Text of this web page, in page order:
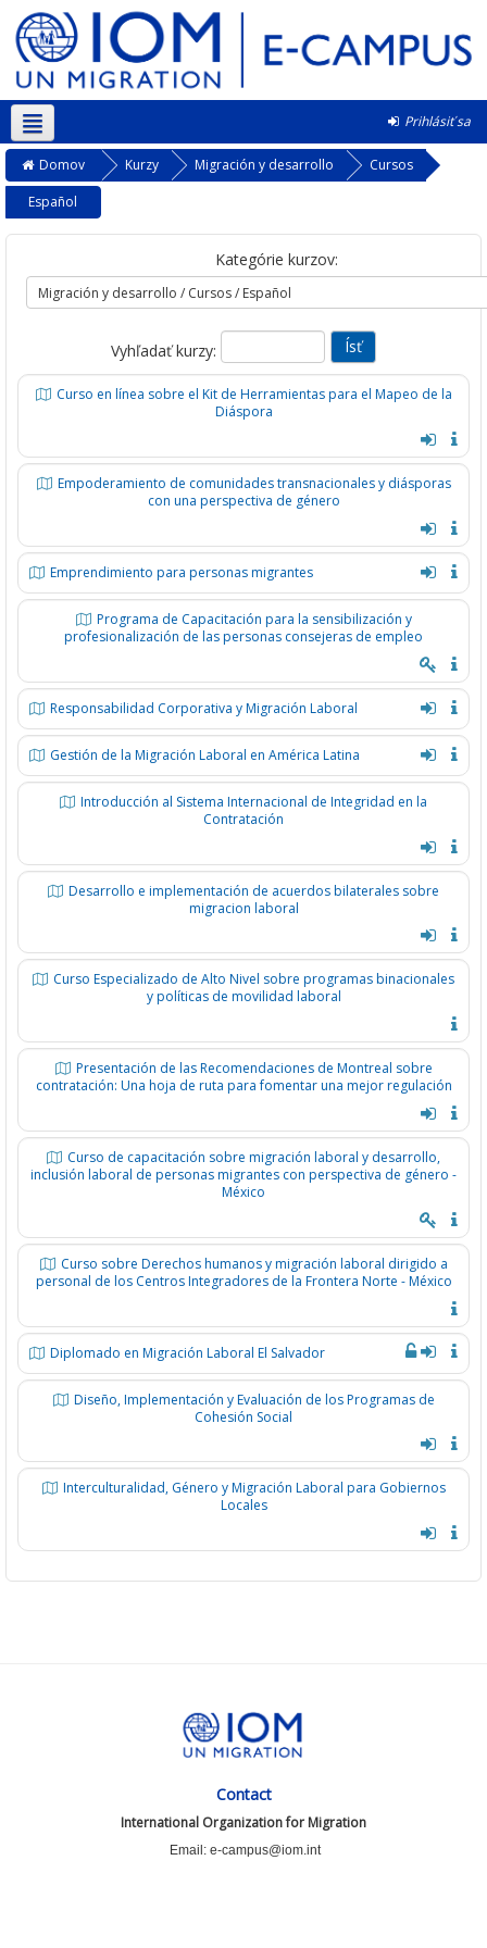
Prihlásiť sa
Slovenčina ‎(sk)‎
Domov Kurzy Migración y desarrollo
Cursos
Español
Kategórie kurzov:
Vyhľadať kurzy:
Curso en línea sobre el Kit de Herramientas para el Mapeo de la
Diáspora
Empoderamiento de comunidades transnacionales y diásporas
con una perspectiva de género
Emprendimiento para personas migrantes
Programa de Capacitación para la sensibilización y
profesionalización de las personas consejeras de empleo
Responsabilidad Corporativa y Migración Laboral
Gestión de la Migración Laboral en América Latina
Introducción al Sistema Internacional de Integridad en la
Contratación
Desarrollo e implementación de acuerdos bilaterales sobre
migracion laboral
Curso Especializado de Alto Nivel sobre programas binacionales
y políticas de movilidad laboral
Presentación de las Recomendaciones de Montreal sobre
contratación: Una hoja de ruta para fomentar una mejor regulación
Curso de capacitación sobre migración laboral y desarrollo,
inclusión laboral de personas migrantes con perspectiva de género -
México
Curso sobre Derechos humanos y migración laboral dirigido a
personal de los Centros Integradores de la Frontera Norte - México
Diplomado en Migración Laboral El Salvador
Diseño, Implementación y Evaluación de los Programas de
Cohesión Social
Interculturalidad, Género y Migración Laboral para Gobiernos
Locales
Contact
International Organization for Migration
Email: e-campus@iom.int